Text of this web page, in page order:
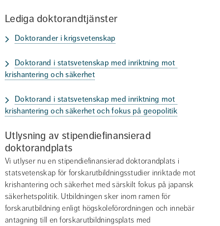
Lediga doktorandtjänster
Doktorander i krigsvetenskap
Doktorand i statsvetenskap med inriktning mot
krishantering och säkerhet
Doktorand i statsvetenskap med inriktning mot
krishantering och säkerhet och fokus på geopolitik
Utlysning av stipendiefinansierad
doktorandplats
Vi utlyser nu en stipendiefinansierad doktorandplats i
statsvetenskap för forskarutbildningsstudier inriktade mot
krishantering och säkerhet med särskilt fokus på japansk
säkerhetspolitik. Utbildningen sker inom ramen för
forskarutbildning enligt högskoleförordningen och innebär
antagning till en forskarutbildningsplats med